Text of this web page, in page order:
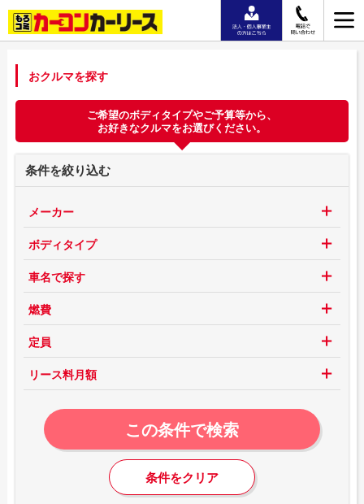
おクルマを探す
ご希望のボディタイプやご予算等から、
お好きなクルマをお選びください。
条件を絞り込む
メーカー
ボディタイプ
車名で探す
燃費
定員
リース料月額
この条件で検索
条件をクリア